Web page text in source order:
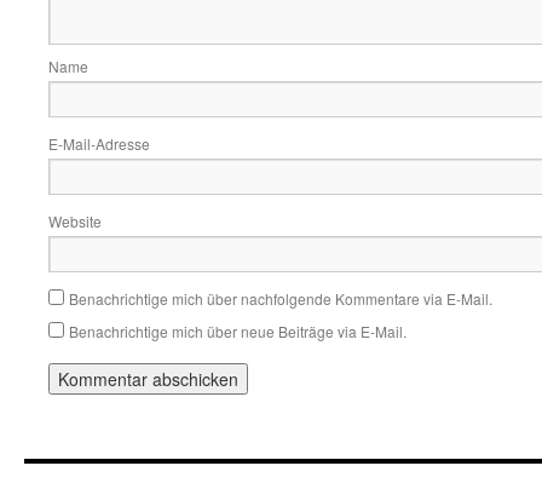
Name
E-Mail-Adresse
Website
Benachrichtige mich über nachfolgende Kommentare via E-Mail.
Benachrichtige mich über neue Beiträge via E-Mail.